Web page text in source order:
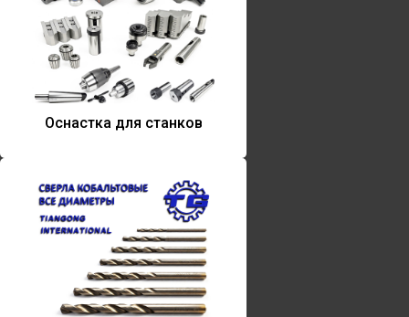
Оснастка для станков